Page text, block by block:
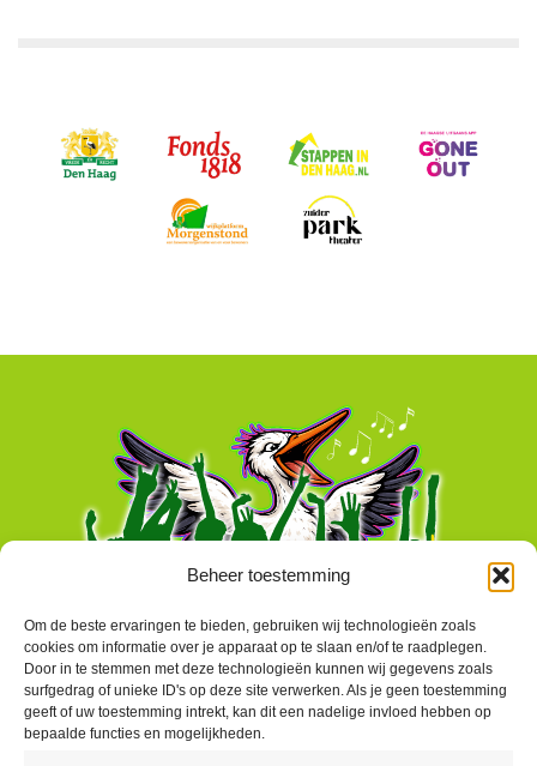
Beheer toestemming
Om de beste ervaringen te bieden, gebruiken wij technologieën zoals
cookies om informatie over je apparaat op te slaan en/of te raadplegen.
Door in te stemmen met deze technologieën kunnen wij gegevens zoals
surfgedrag of unieke ID's op deze site verwerken. Als je geen toestemming
geeft of uw toestemming intrekt, kan dit een nadelige invloed hebben op
bepaalde functies en mogelijkheden.